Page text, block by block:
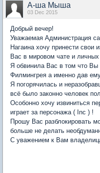
А-ша Мыша
03 Dec 2015
Добрый вечер!
Уважаемая Администрация
Нагаина хочу принести свои
Вас в мировом чате и
Я обвинила Вас в том что Вы
Филмингрея а именно дав
Я погорячилась и
всё было законно человек
Особонно хочу извиниться
играет за персонажа ( Inc ) !
Прошу Вас разблокировать
больше не делать
С уважением к Вам